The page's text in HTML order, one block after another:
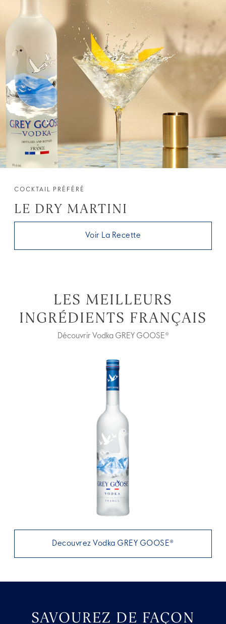
COCKTAIL PRÉFÉRÉ
LE DRY MARTINI
Voir La Recette
LES MEILLEURS
INGRÉDIENTS FRANÇAIS
Découvrir Vodka GREY GOOSE®
Decouvrez Vodka GREY GOOSE®
SAVOUREZ DE FAÇON